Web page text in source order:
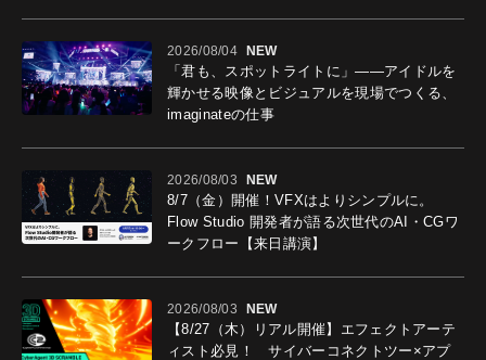
2026/08/04 NEW
「君も、スポットライトに」――アイドルを
輝かせる映像とビジュアルを現場でつくる、
imaginateの仕事
2026/08/03 NEW
8/7（金）開催！VFXはよりシンプルに。
Flow Studio 開発者が語る次世代のAI・CGワ
ークフロー【来日講演】
2026/08/03 NEW
【8/27（木）リアル開催】エフェクトアーテ
ィスト必見！ サイバーコネクトツー×アプ